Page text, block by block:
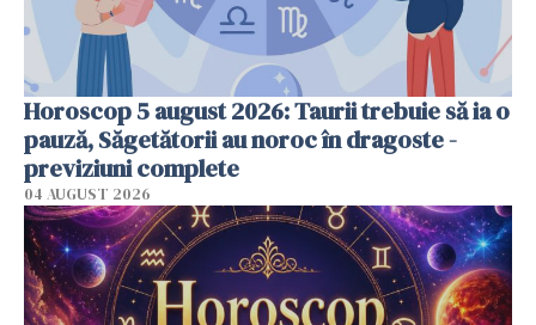
Horoscop 5 august 2026: Taurii trebuie să ia o
pauză, Săgetătorii au noroc în dragoste -
previziuni complete
04 AUGUST 2026